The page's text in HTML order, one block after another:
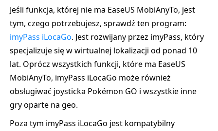
Jeśli funkcja, której nie ma EaseUS MobiAnyTo, jest
tym, czego potrzebujesz, sprawdź ten program:
imyPass iLocaGo. Jest rozwijany przez imyPass, który
specjalizuje się w wirtualnej lokalizacji od ponad 10
lat. Oprócz wszystkich funkcji, które ma EaseUS
MobiAnyTo, imyPass iLocaGo może również
obsługiwać joysticka Pokémon GO i wszystkie inne
gry oparte na geo.
Poza tym imyPass iLocaGo jest kompatybilny